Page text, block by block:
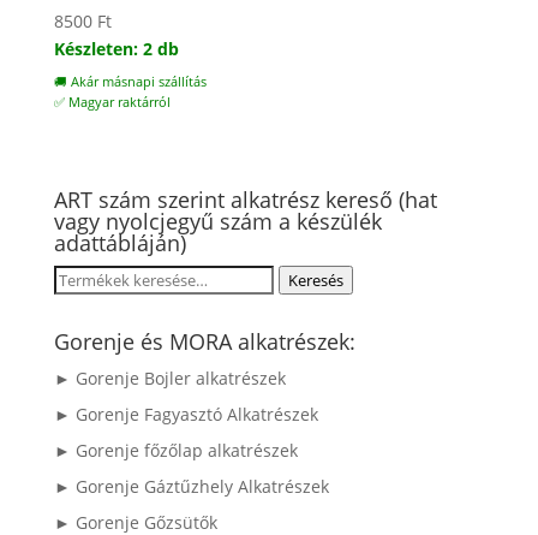
8500 Ft
Készleten: 2 db
🚚 Akár másnapi szállítás
✅ Magyar raktárról
ART szám szerint alkatrész kereső (hat
vagy nyolcjegyű szám a készülék
adattábláján)
Keresés
következőre:
Keresés
Gorenje és MORA alkatrészek:
► Gorenje Bojler alkatrészek
► Gorenje Fagyasztó Alkatrészek
► Gorenje főzőlap alkatrészek
► Gorenje Gáztűzhely Alkatrészek
► Gorenje Gőzsütők